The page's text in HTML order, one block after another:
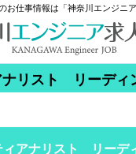
お仕事情報は「神奈川エンジニ
ナリスト リーディ
ィアナリスト リーデ